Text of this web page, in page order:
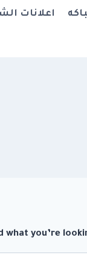
اعلانات
what you’re